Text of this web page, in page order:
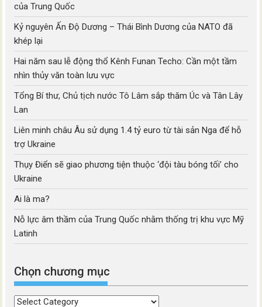
của Trung Quốc
Kỷ nguyên Ấn Độ Dương – Thái Bình Dương của NATO đã
khép lại
Hai năm sau lễ động thổ Kênh Funan Techo: Cần một tầm
nhìn thủy văn toàn lưu vực
Tổng Bí thư, Chủ tịch nước Tô Lâm sắp thăm Úc và Tân Lây
Lan
Liên minh châu Âu sử dụng 1.4 tỷ euro từ tài sản Nga để hỗ
trợ Ukraine
Thụy Điển sẽ giao phương tiện thuộc ‘đội tàu bóng tối’ cho
Ukraine
Ai là ma?
Nỗ lực âm thầm của Trung Quốc nhằm thống trị khu vực Mỹ
Latinh
Chọn chương mục
Chọn